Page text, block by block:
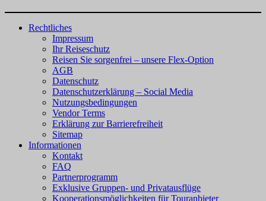
Rechtliches
Impressum
Ihr Reiseschutz
Reisen Sie sorgenfrei – unsere Flex-Option
AGB
Datenschutz
Datenschutzerklärung – Social Media
Nutzungsbedingungen
Vendor Terms
Erklärung zur Barrierefreiheit
Sitemap
Informationen
Kontakt
FAQ
Partnerprogramm
Exklusive Gruppen- und Privatausflüge
Kooperationsmöglichkeiten für Touranbieter